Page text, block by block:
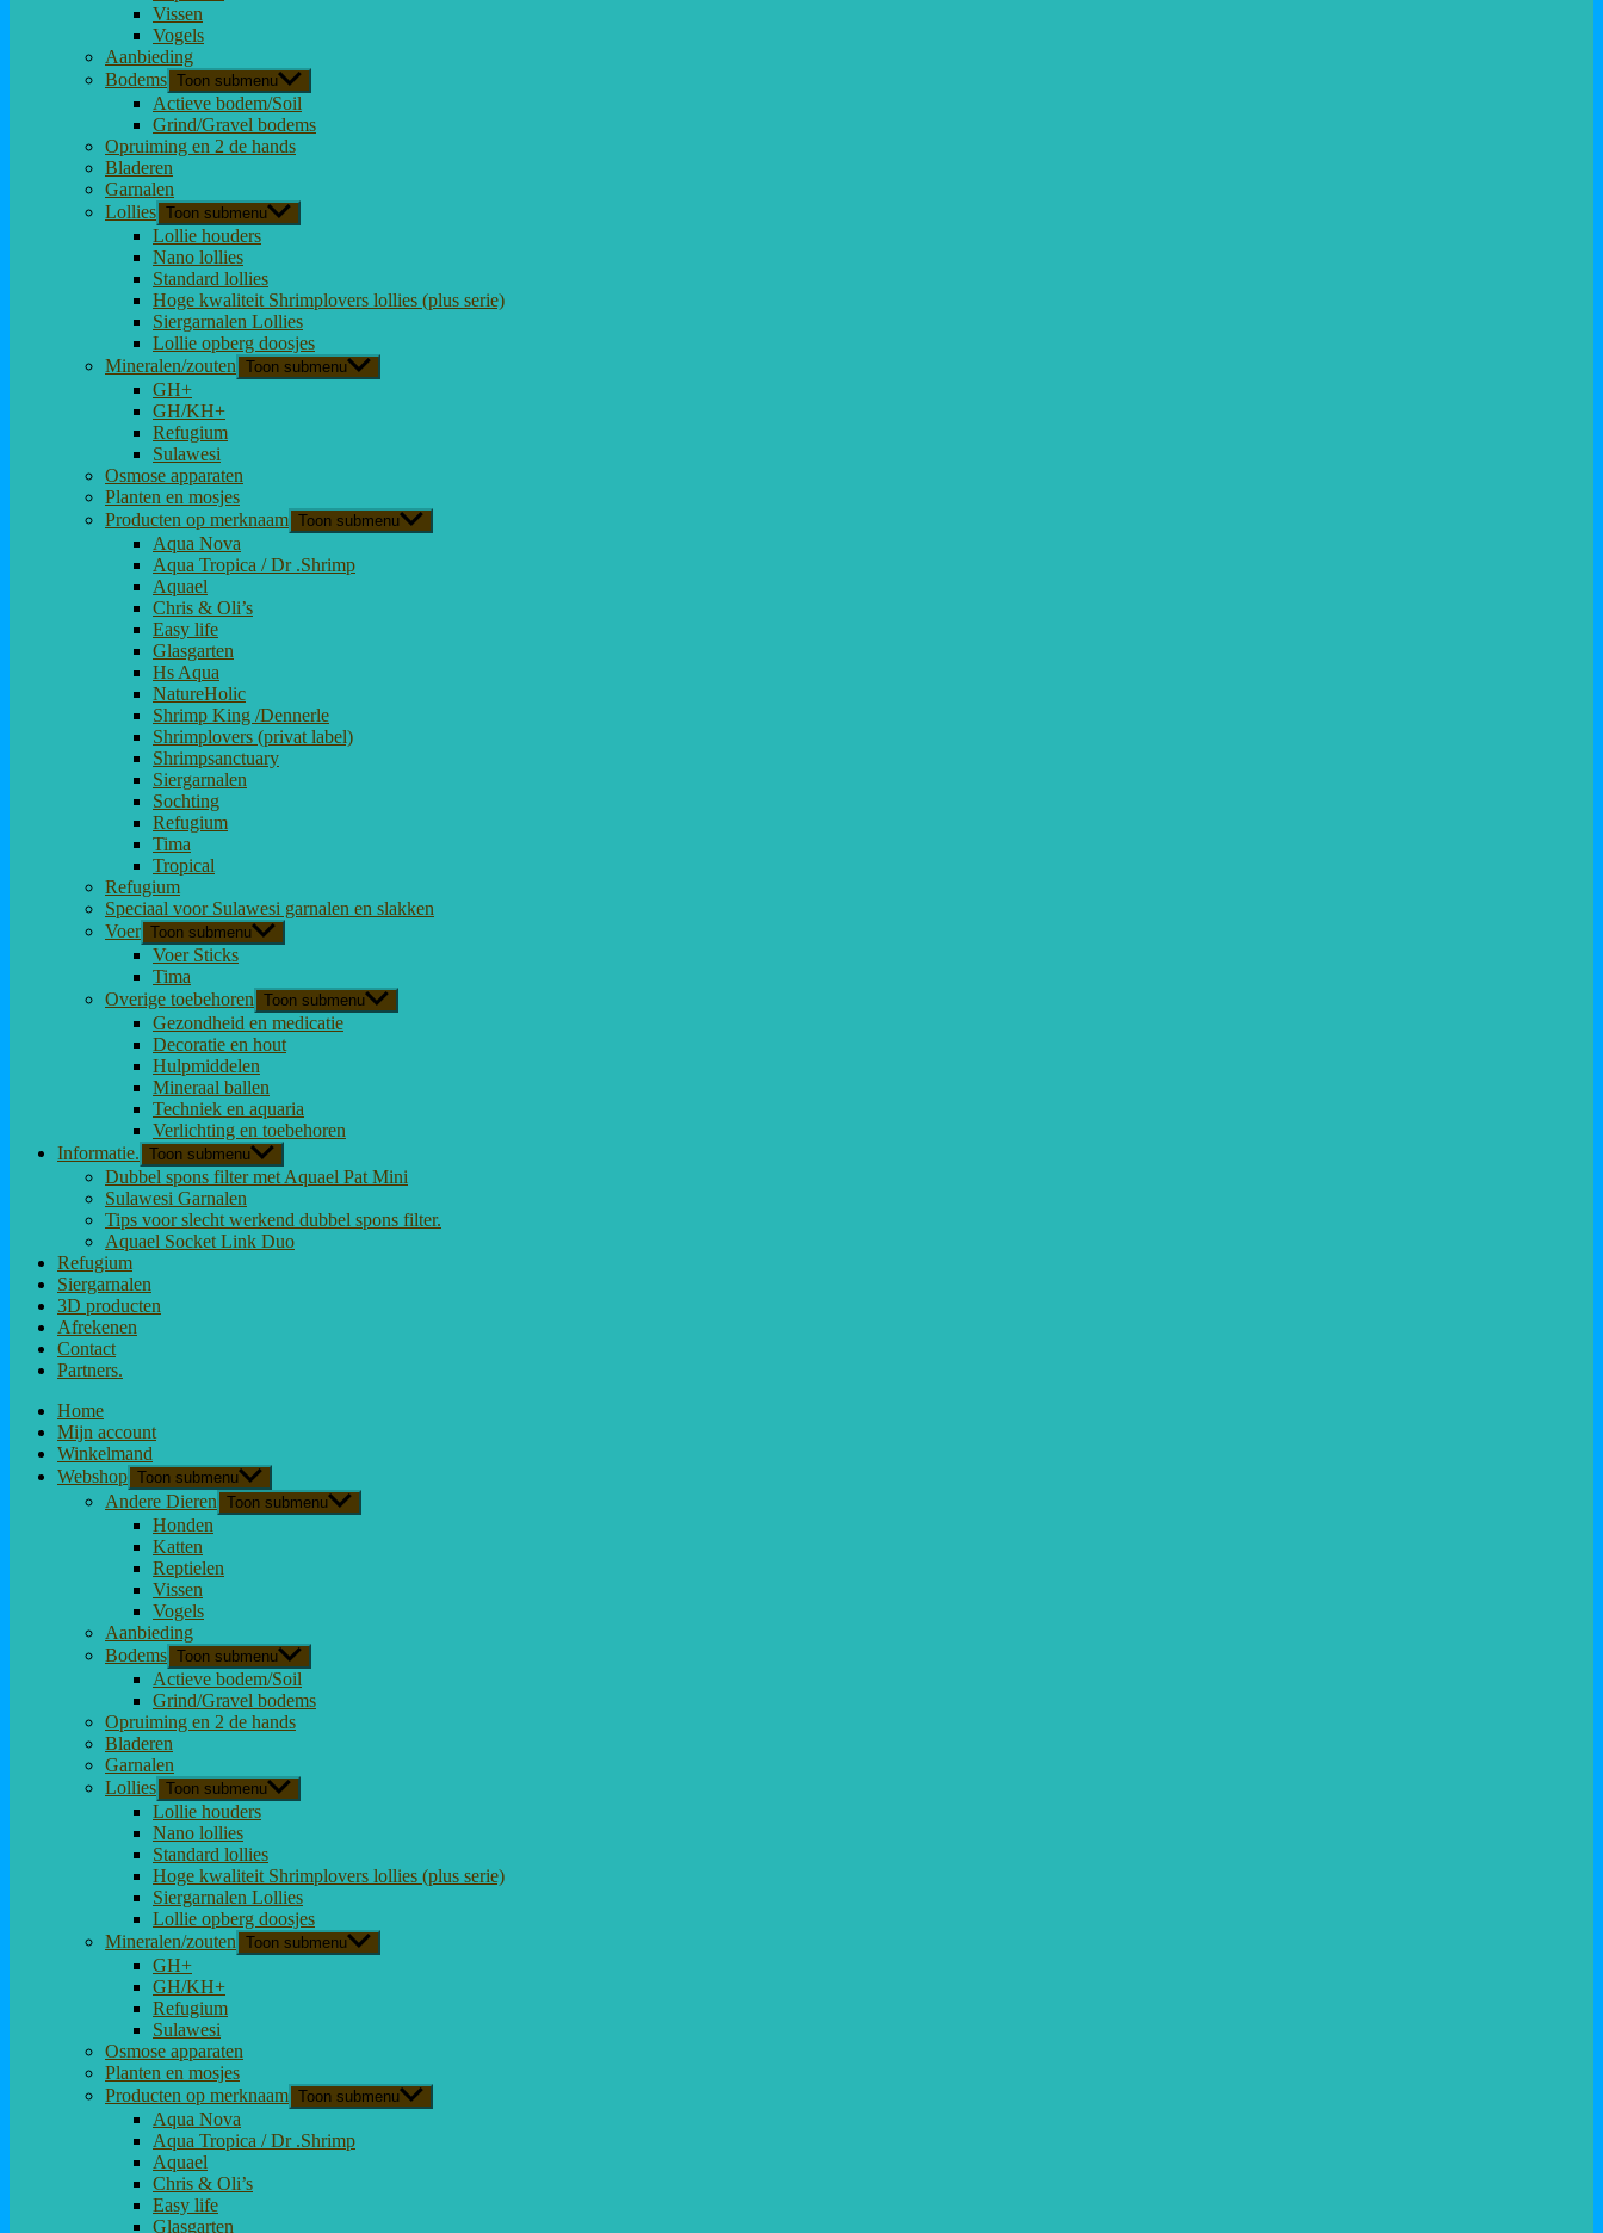
Vissen
Vogels
Aanbieding
Bodems Toon submenu
Actieve bodem/Soil
Grind/Gravel bodems
Opruiming en 2 de hands
Bladeren
Garnalen
Lollies Toon submenu
Lollie houders
Nano lollies
Standard lollies
Hoge kwaliteit Shrimplovers lollies (plus serie)
Siergarnalen Lollies
Lollie opberg doosjes
Mineralen/zouten Toon submenu
GH+
GH/KH+
Refugium
Sulawesi
Osmose apparaten
Planten en mosjes
Producten op merknaam Toon submenu
Aqua Nova
Aqua Tropica / Dr .Shrimp
Aquael
Chris & Oli’s
Easy life
Glasgarten
Hs Aqua
NatureHolic
Shrimp King /Dennerle
Shrimplovers (privat label)
Shrimpsanctuary
Siergarnalen
Sochting
Refugium
Tima
Tropical
Refugium
Speciaal voor Sulawesi garnalen en slakken
Voer Toon submenu
Voer Sticks
Tima
Overige toebehoren Toon submenu
Gezondheid en medicatie
Decoratie en hout
Hulpmiddelen
Mineraal ballen
Techniek en aquaria
Verlichting en toebehoren
Informatie. Toon submenu
Dubbel spons filter met Aquael Pat Mini
Sulawesi Garnalen
Tips voor slecht werkend dubbel spons filter.
Aquael Socket Link Duo
Refugium
Siergarnalen
3D producten
Afrekenen
Contact
Partners.
Home
Mijn account
Winkelmand
Webshop Toon submenu
Andere Dieren Toon submenu
Honden
Katten
Reptielen
Vissen
Vogels
Aanbieding
Bodems Toon submenu
Actieve bodem/Soil
Grind/Gravel bodems
Opruiming en 2 de hands
Bladeren
Garnalen
Lollies Toon submenu
Lollie houders
Nano lollies
Standard lollies
Hoge kwaliteit Shrimplovers lollies (plus serie)
Siergarnalen Lollies
Lollie opberg doosjes
Mineralen/zouten Toon submenu
GH+
GH/KH+
Refugium
Sulawesi
Osmose apparaten
Planten en mosjes
Producten op merknaam Toon submenu
Aqua Nova
Aqua Tropica / Dr .Shrimp
Aquael
Chris & Oli’s
Easy life
Glasgarten